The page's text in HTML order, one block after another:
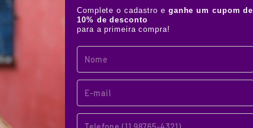
Complete o cadastro e ganhe um cupom de
10% de desconto
para a primeira compra!